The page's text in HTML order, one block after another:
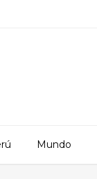
Mundo